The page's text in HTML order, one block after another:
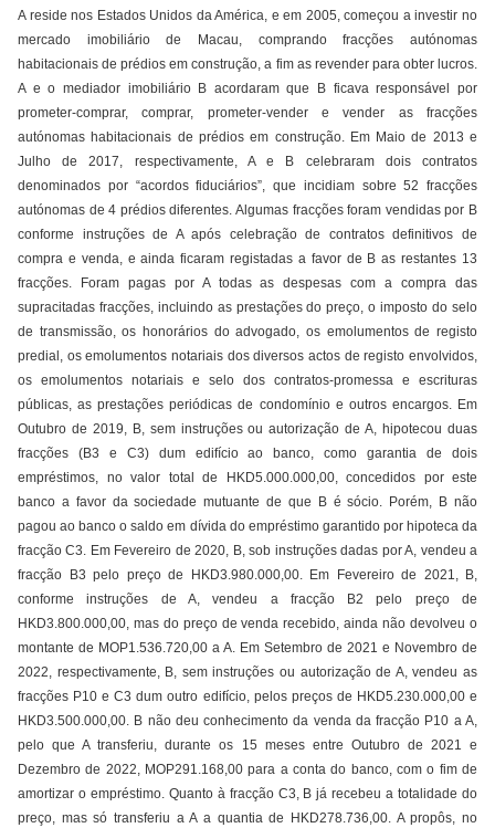
Consulta das declarações de rendimentos
Download
Plataforma electrónica dos tribunais
A reside nos Estados Unidos da América, e em 2005, começou a investir no
mercado imobiliário de Macau, comprando fracções autónomas
habitacionais de prédios em construção, a fim as revender para obter lucros.
A e o mediador imobiliário B acordaram que B ficava responsável por
prometer-comprar, comprar, prometer-vender e vender as fracções
autónomas habitacionais de prédios em construção. Em Maio de 2013 e
Julho de 2017, respectivamente, A e B celebraram dois contratos
denominados por “acordos fiduciários”, que incidiam sobre 52 fracções
autónomas de 4 prédios diferentes. Algumas fracções foram vendidas por B
conforme instruções de A após celebração de contratos definitivos de
compra e venda, e ainda ficaram registadas a favor de B as restantes 13
fracções. Foram pagas por A todas as despesas com a compra das
supracitadas fracções, incluindo as prestações do preço, o imposto do selo
de transmissão, os honorários do advogado, os emolumentos de registo
predial, os emolumentos notariais dos diversos actos de registo envolvidos,
os emolumentos notariais e selo dos contratos-promessa e escrituras
públicas, as prestações periódicas de condomínio e outros encargos. Em
Outubro de 2019, B, sem instruções ou autorização de A, hipotecou duas
fracções (B3 e C3) dum edifício ao banco, como garantia de dois
empréstimos, no valor total de HKD5.000.000,00, concedidos por este
banco a favor da sociedade mutuante de que B é sócio. Porém, B não
pagou ao banco o saldo em dívida do empréstimo garantido por hipoteca da
fracção C3. Em Fevereiro de 2020, B, sob instruções dadas por A, vendeu a
fracção B3 pelo preço de HKD3.980.000,00. Em Fevereiro de 2021, B,
conforme instruções de A, vendeu a fracção B2 pelo preço de
HKD3.800.000,00, mas do preço de venda recebido, ainda não devolveu o
montante de MOP1.536.720,00 a A. Em Setembro de 2021 e Novembro de
2022, respectivamente, B, sem instruções ou autorização de A, vendeu as
fracções P10 e C3 dum outro edifício, pelos preços de HKD5.230.000,00 e
HKD3.500.000,00. B não deu conhecimento da venda da fracção P10 a A,
pelo que A transferiu, durante os 15 meses entre Outubro de 2021 e
Dezembro de 2022, MOP291.168,00 para a conta do banco, com o fim de
amortizar o empréstimo. Quanto à fracção C3, B já recebeu a totalidade do
preço, mas só transferiu a A a quantia de HKD278.736,00. A propôs, no